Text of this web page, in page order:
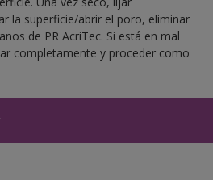
la superficie/abrir el poro, eliminar
de PR AcriTec. Si está en mal
completamente y proceder como